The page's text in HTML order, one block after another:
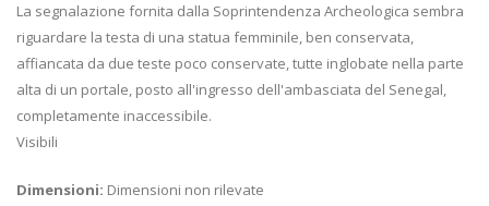
La segnalazione fornita dalla Soprintendenza Archeologica sembra
riguardare la testa di una statua femminile, ben conservata,
affiancata da due teste poco conservate, tutte inglobate nella parte
alta di un portale, posto all'ingresso dell'ambasciata del Senegal,
completamente inaccessibile.
Visibili
Dimensioni: Dimensioni non rilevate